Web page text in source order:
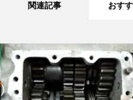
関連記事 おす